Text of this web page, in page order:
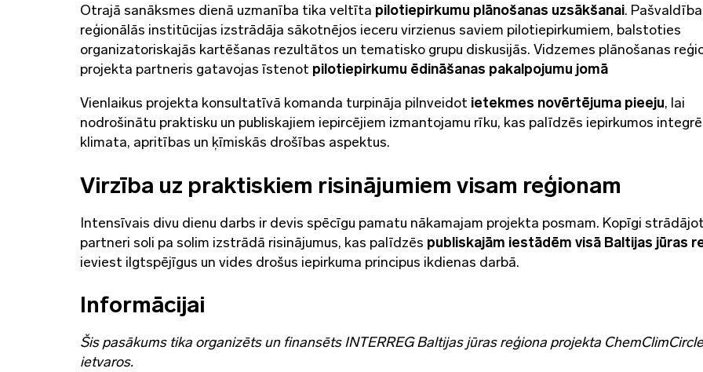
Otrajā sanāksmes dienā uzmanība tika veltīta pilotiepirkumu plānošanas uzsākšanai.
reģionālās institūcijas izstrādāja sākotnējos ieceru virzienus saviem pilotiepirkumiem, balstoties
organizatoriskajās kartēšanas rezultātos un tematisko grupu diskusijās. Vidzemes plānošanas
projekta partneris gatavojas īstenot pilotiepirkumu ēdināšanas pakalpojumu jomā
Vienlaikus projekta konsultatīvā komanda turpināja pilnveidot ietekmes novērtējuma pieeju, lai
nodrošinātu praktisku un publiskajiem iepircējiem izmantojamu rīku, kas palīdzēs iepirkumos
klimata, apritības un ķīmiskās drošības aspektus.
Virzība uz praktiskiem risinājumiem visam reģionam
Intensīvais divu dienu darbs ir devis spēcīgu pamatu nākamajam projekta posmam. Kopīgi
partneri soli pa solim izstrādā risinājumus, kas palīdzēs publiskajām iestādēm visā Baltijas jūras
ieviest ilgtspējīgus un vides drošus iepirkuma principus ikdienas darbā.
Informācijai
Šis pasākums tika organizēts un finansēts INTERREG Baltijas jūras reģiona projekta
ietvaros.